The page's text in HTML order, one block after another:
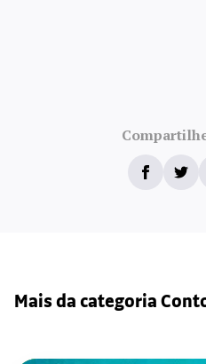
Mais da categoria